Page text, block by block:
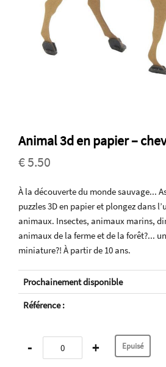
Animal 3d en papier –
€ 5.50
À la découverte du monde sauvage...
puzzles 3D en papier et plongez dans
animaux. Insectes, animaux marins,
animaux de la ferme et de la forêt?...
miniature?! À partir de 10 ans.
Prochainement disponible
Référence :
- +